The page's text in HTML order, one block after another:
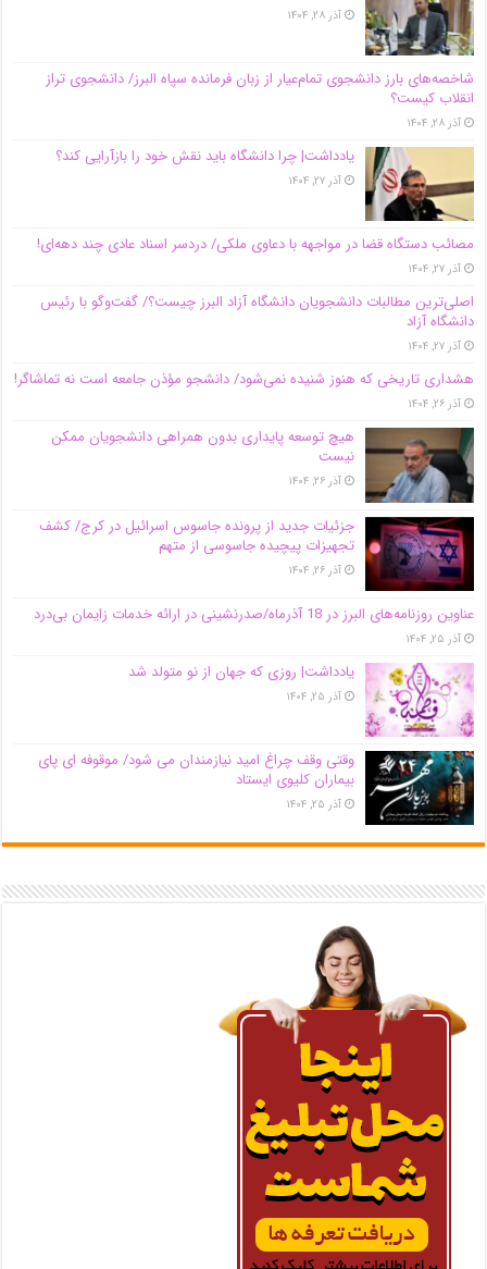
آذر ۲۸, ۱۴۰۴
شاخصه‌های بارز دانشجوی تمام‌عیار از زبان فرمانده سپاه البرز/ دانشجوی تراز
انقلاب کیست؟
آذر ۲۸, ۱۴۰۴
یادداشت| چرا دانشگاه باید نقش خود را بازآرایی کند؟
آذر ۲۷, ۱۴۰۴
مصائب دستگاه قضا در مواجهه با دعاوی ملکی/ دردسر اسناد عادی چند‌ دهه‌ای!
آذر ۲۷, ۱۴۰۴
اصلی‌ترین مطالبات دانشجویان دانشگاه آزاد البرز چیست؟/ گفت‌وگو با رئیس
دانشگاه آز‌اد
آذر ۲۷, ۱۴۰۴
هشداری تاریخی که هنوز شنیده نمی‌شود/ دانشجو مؤذن جامعه است نه تماشاگر!
آذر ۲۶, ۱۴۰۴
هیچ توسعه پایداری بدون همراهی دانشجویان ممکن
نیست
آذر ۲۶, ۱۴۰۴
جزئیات جدید از پرونده جاسوس اسرائیل در کرج/‌ کشف
تجهیزات پیچیده جاسوسی از متهم
آذر ۲۶, ۱۴۰۴
عناوین روزنامه‌های البرز در ‌18 آذرماه/صدرنشینی در ارائه خدمات زایمان بی‌درد
آذر ۲۵, ۱۴۰۴
یادداشت| روزی که جهان از نو متولد شد
آذر ۲۵, ۱۴۰۴
وقتی وقف چراغ امید نیازمندان می شود/ موقوفه ای پای
بیماران کلیوی ایستاد
آذر ۲۵, ۱۴۰۴